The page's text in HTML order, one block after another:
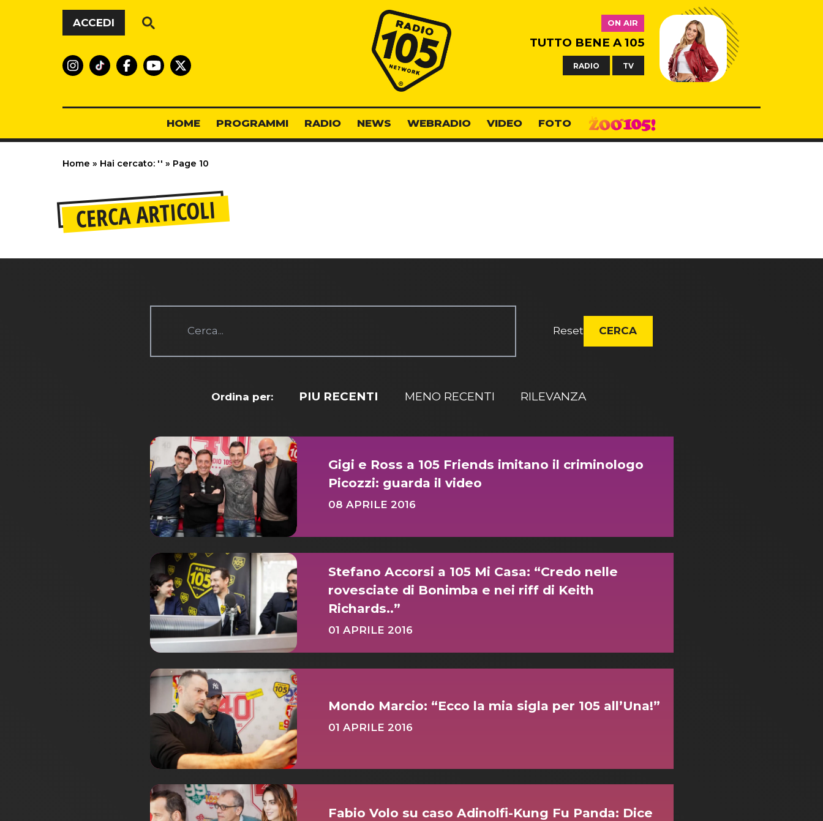
Vai al contenuto
ACCEDI
Radio 105
ON AIR
TUTTO BENE A 105
RADIO TV
HOME PROGRAMMI RADIO NEWS WEBRADIO VIDEO FOTO
Home » Hai cercato: '' » Page 10
CERCA ARTICOLI
Reset CERCA
Ordina per: PIU RECENTI MENO RECENTI RILEVANZA
Gigi e Ross a 105 Friends imitano il criminologo
Picozzi: guarda il video
08 APRILE 2016
Stefano Accorsi a 105 Mi Casa: “Credo nelle
rovesciate di Bonimba e nei riff di Keith
Richards..”
01 APRILE 2016
Mondo Marcio: “Ecco la mia sigla per 105 all’Una!”
01 APRILE 2016
Fabio Volo su caso Adinolfi-Kung Fu Panda: Dice